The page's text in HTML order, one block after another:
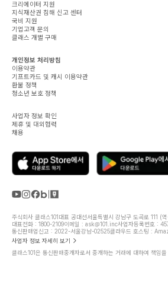
크리에이터 지원
지식재산권 침해 신고 센터
국비 지원
기업고객 문의
클래스 개별 구매
개인정보 처리방침
이용약관
기프트카드 및 캐시 이용약관
환불 정책
청소년 보호 정책
사업자 정보 확인
제휴 및 대외협력
채용
주식회사 클래스101 대표 공대선서울특별시 강남구 도곡로 111 (
대표전화 : 1800-2109이메일 : ask@101.inc사업자등록번호 :
통신판매업신고 : 2022-서울강남-02525클라우드 호스팅 :
사업자 정보 자세히 보기
클래스101은 통신판매중개자로서 중개하는 거래에 대하여 책임